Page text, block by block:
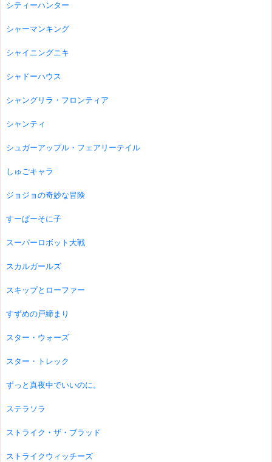
シティーハンター
シャーマンキング
シャイニングニキ
シャドーハウス
シャングリラ・フロンティア
シャンティ
シュガーアップル・フェアリーテイル
しゅごキャラ
ジョジョの奇妙な冒険
すーぱーそに子
スーパーロボット大戦
スカルガールズ
スキップとローファー
すずめの戸締まり
スター・ウォーズ
スター・トレック
ずっと真夜中でいいのに。
ステラソラ
ストライク・ザ・ブラッド
ストライクウィッチーズ